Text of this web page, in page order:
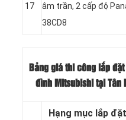
17
âm trần, 2 cấp độ
38CD8
Bảng giá thi công lắp
đình Mitsubishi tại Tân
Hạng mục lắp